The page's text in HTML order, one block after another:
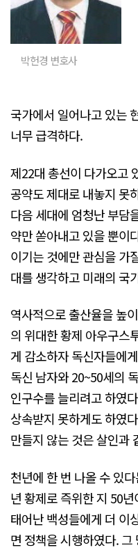
박헌경 변호사
국가에서 일어나고 있는
너무 급격하다.
제22대 총선이 다가오고
공약도 제대로 내놓지 못
다음 세대에 엄청난 부담
약만 쏟아내고 있을 뿐이
이기는 것에만 관심을 가
대를 생각하고 미래의 국
역사적으로 출산율을 높
의 위대한 황제 아우구스
게 감소하자 독신자들에
독신 남자와 20~50세의
인구수를 늘리려고 하였
상속받지 못하게도 하였
만들지 않는 것은 살인과
천년에 한 번 나올 수 있
년 황제로 즉위한 지 50
태어난 백성들에게 더 이
면 정책을 시행하였다.